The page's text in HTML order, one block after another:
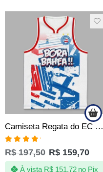
Camiseta Regata do EC Bahia Bora Bahea Produto Oficial
Avaliação
5.00de 5
R$197,50 R$ 159,70
À vista R$151,72 no Pix